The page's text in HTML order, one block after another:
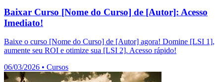
Baixar Curso [Nome do Curso] de [Autor]: Acesso
Imediato!
Baixe o curso [Nome do Curso] de [Autor] agora! Domine [LSI 1],
aumente seu ROI e otimize sua [LSI 2]. Acesso rápido!
06/03/2026 • Cursos